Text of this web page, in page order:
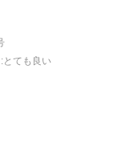
:とても良い